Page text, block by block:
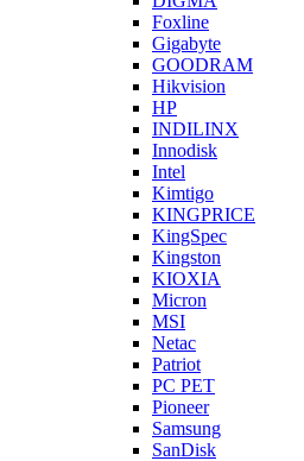
Foxline
Gigabyte
GOODRAM
Hikvision
HP
INDILINX
Innodisk
Intel
Kimtigo
KINGPRICE
KingSpec
Kingston
KIOXIA
Micron
MSI
Netac
Patriot
PC PET
Pioneer
Samsung
SanDisk